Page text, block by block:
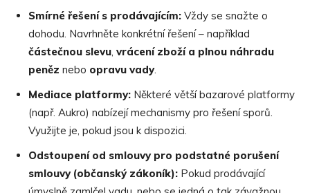
Smírné řešení s prodávajícím: Vždy se snažte o
dohodu. Navrhněte konkrétní řešení – například
částečnou slevu, vrácení zboží a plnou náhradu
peněz nebo opravu vady.
Mediace platformy: Některé větší bazarové platformy
(např. Aukro) nabízejí mechanismy pro řešení sporů.
Využijte je, pokud jsou k dispozici.
Odstoupení od smlouvy pro podstatné porušení
smlouvy (občanský zákoník): Pokud prodávající